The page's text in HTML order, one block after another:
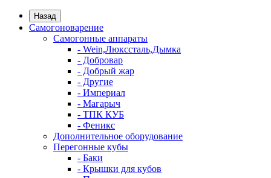
Назад
Самогоноварение
Самогонные аппараты
- Wein,Люкссталь,Дымка
- Добровар
- Добрый жар
- Другие
- Империал
- Магарыч
- ТПК КУБ
- Феникс
Дополнительное оборудование
Перегонные кубы
- Баки
- Крышки для кубов